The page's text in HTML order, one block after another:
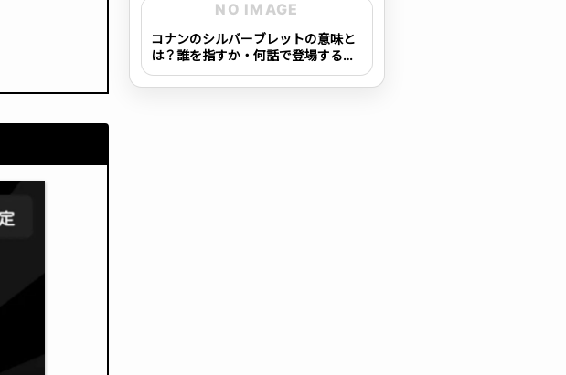
NO IMAGE
コナンのシルバーブレットの意味と
は？誰を指すか・何話で登場するか
を完全解説